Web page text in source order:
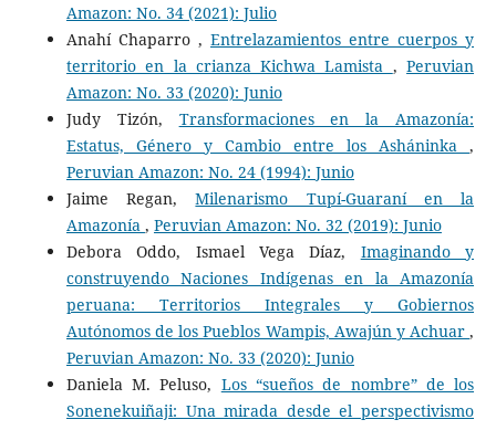
Amazon: No. 34 (2021): Julio
Anahí Chaparro , Entrelazamientos entre cuerpos y
territorio en la crianza Kichwa Lamista ,Peruvian
Amazon: No. 33 (2020): Junio
Judy Tizón, Transformaciones en la Amazonía:
Estatus, Género y Cambio entre los Asháninka,
Peruvian Amazon: No. 24 (1994): Junio
Jaime Regan,Milenarismo Tupí-Guaraní en la
Amazonía , Peruvian Amazon: No. 32 (2019): Junio
Debora Oddo, Ismael Vega Díaz, Imaginando y
construyendo Naciones Indígenas en la Amazonía
peruana: Territorios Integrales y Gobiernos
Autónomos de los Pueblos Wampis, Awajún y Achuar,
Peruvian Amazon: No. 33 (2020): Junio
Daniela M. Peluso, Los “sueños de nombre” de los
Sonenekuiñaji: Una mirada desde el perspectivismo